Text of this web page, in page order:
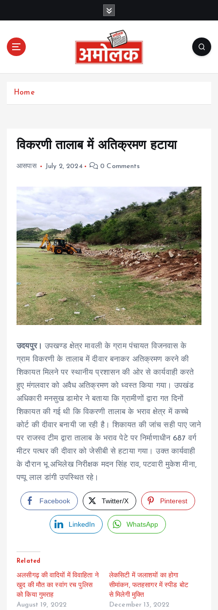
c
Amolak News
Home
विकरणी तालाब में अतिक्रमण हटाया
आसपास July 2, 2024 0 Comments
उदयपुर।उपखण्ड क्षेत्र मावली के ग्राम पंचायत विजनवास के
ग्राम विकरणी के तालाब में दीवार बनाकर अतिक्रमण करने की
शिकायत मिलने पर स्थानीय प्रशासन की ओर से कार्यवाही करते
हुए मंगलवार को अवैध अतिक्रमण को ध्वस्त किया गया। उपखंड
अधिकारी मनसुख डामोर ने बताया कि ग्रामीणों द्वारा गत दिनों
शिकायत की गई थी कि विकरणी तालाब के भराव क्षेत्र में कच्चे
कोर्ट की दीवार बनायी जा रही है। शिकायत की जांच सही पाए जाने
पर राजस्व टीम द्वारा तालाब के भराव पेटे पर निर्माणाधीन 687 वर्ग
मीटर पत्थर की दीवार को जेसीबी से हटाया गया। उक्त कार्यवाही
के दौरान भू अभिलेख निरीक्षक मदन सिंह राव, पटवारी मुकेश मीना,
पप्पू लाल डांगी उपस्थित रहे।
Facebook Twitter/X Pinterest
LinkedIn WhatsApp
Related
अलसीगढ़ की वादियों में विवाहिता ने
खुद की मौत का स्वांग रच पुलिस
को किया गुमराह
August 19, 2022
लेकसिटी में जलाशयों का होगा
सीमांकन, फतहसागर में स्पीड बोट
से मिलेगी मुक्ति
December 13, 2022